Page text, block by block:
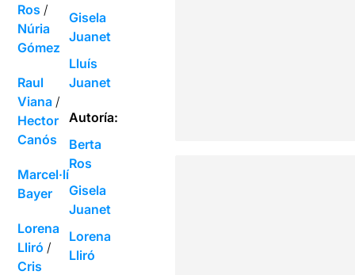
Ros /
Núria
Gómez
Raul
Viana /
Hector
Canós
Marcel·lí
Bayer
Lorena
Lliró /
Cris
Gisela
Juanet
Lluís
Juanet
Autoría:
Berta
Ros
Gisela
Juanet
Lorena
Lliró